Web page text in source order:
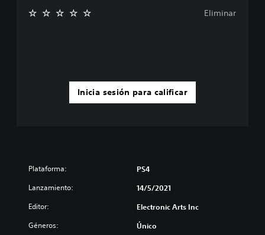
Inicia sesión para calificar
Eliminar
Plataforma: PS4
Lanzamiento: 14/5/2021
Editor: Electronic Arts Inc
Géneros: Único